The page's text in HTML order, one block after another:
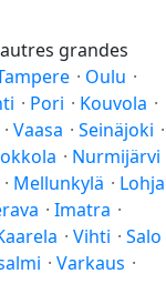
grandes
· Oulu ·
· Pori · Kouvola ·
· Vaasa · Seinäjoki ·
· Nurmijärvi
· Mellunkylä · Lohja
· Imatra ·
· Vihti · Salo
· Varkaus ·